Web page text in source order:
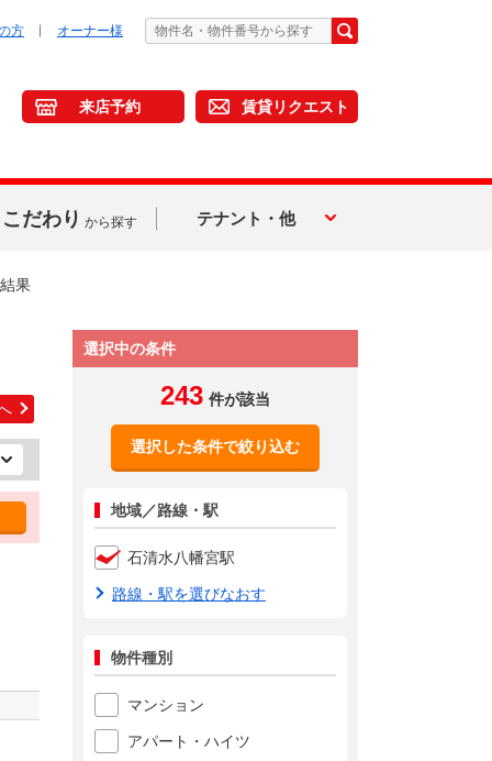
方 オーナー様
来店予約 賃貸リクエスト
こだわり から探す テナント・他
果
選択中の条件
243 件が該当
選択した条件で絞り込む
地域／路線・駅
石清水八幡宮駅
路線・駅を選びなおす
物件種別
マンション
アパート・ハイツ